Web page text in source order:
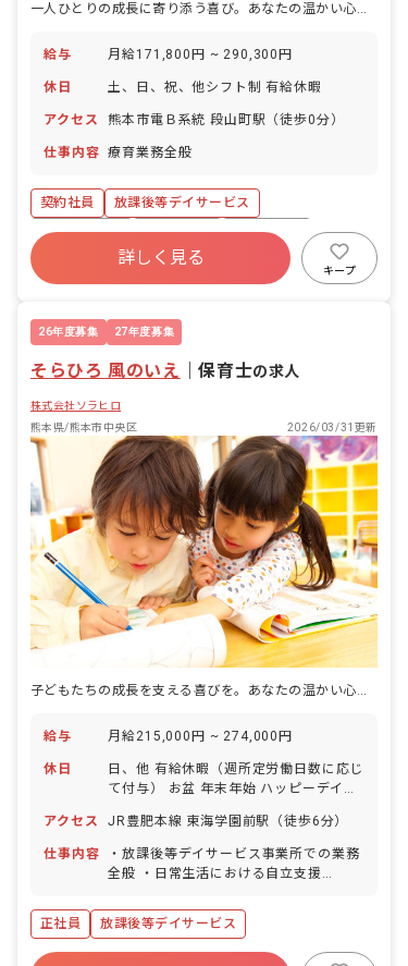
一人ひとりの成長に寄り添う喜び。あなたの温かい心が輝く場所です。
給与 月給171,800円 ~ 290,300円
休日 土、日、祝、他シフト制 有給休暇
アクセス 熊本市電Ｂ系統 段山町駅（徒歩0分）
仕事内容 療育業務全般
契約社員
放課後等デイサービス
社会保険完備
退職金制度
残業少なめ
正社員登用
詳しく見る
キープ
26年度募集 27年度募集
そらひろ 風のいえ ｜保育士の求人
株式会社ソラヒロ
熊本県/熊本市中央区
2026/03/31更新
子どもたちの成長を支える喜びを。あなたの温かい心、ここで輝かせませんか？
給与 月給215,000円 ~ 274,000円
休日
日、他 有給休暇（週所定労働日数に応じ
て付与） お盆 年末年始 ハッピーデイ特
アクセス
JR豊肥本線 東海学園前駅（徒歩6分）
仕事内容
・放課後等デイサービス事業所での業務
全般 ・日常生活における自立支援
など） ・送迎業務（社用車:軽、普通自
動車AT車） ・その他、上記に付随する
業務
正社員 放課後等デイサービス